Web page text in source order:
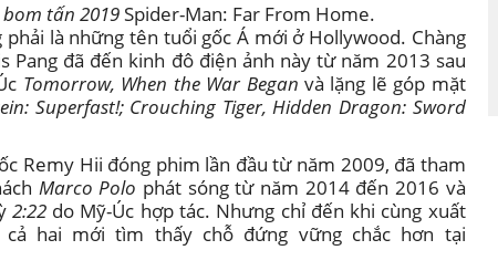
tấn 2019Spider-Man: Far From Home.
phải là những tên tuổi gốc Á mới ở Hollywood. Chàng
Pang đã đến kinh đô điện ảnh này từ năm 2013 sau
Tomorrow, When the War Began và lặng lẽ góp mặt
Superfast!; Crouching Tiger, Hidden Dragon: Sword
Remy Hii đóng phim lần đầu từ năm 2009, đã tham
Marco Polo phát sóng từ năm 2014 đến 2016 và
2:22 do Mỹ-Úc hợp tác. Nhưng chỉ đến khi cùng xuất
cả hai mới tìm thấy chỗ đứng vững chắc hơn tại